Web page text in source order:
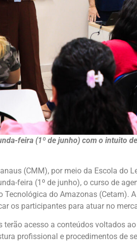
feira (1º de junho) com o intuito
(CMM), por meio da Escola do
feira (1º de junho), o curso de
Tecnológica do Amazonas (Cetam).
os participantes para atuar no
terão acesso a conteúdos voltados
profissional e procedimentos de